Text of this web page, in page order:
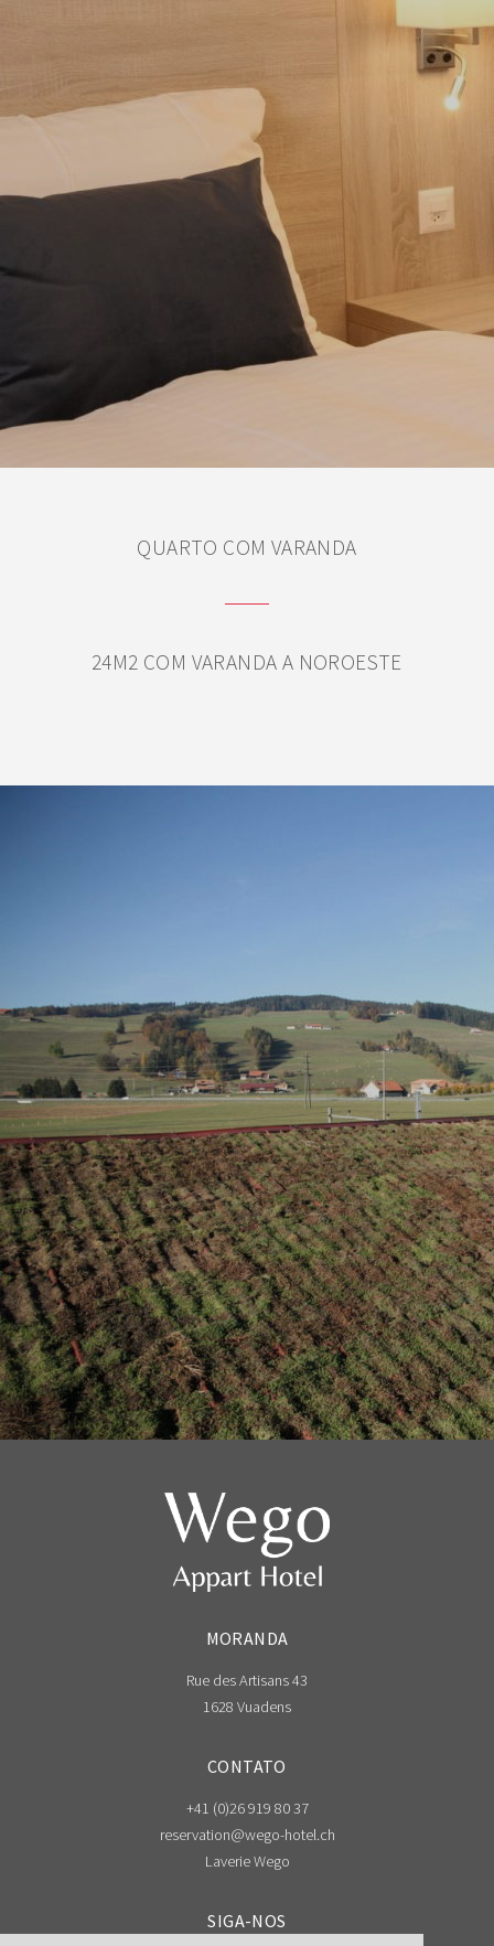
QUARTO COM VARANDA
24M2 COM VARANDA A NOROESTE
MORANDA
Rue des Artisans 43
1628 Vuadens
CONTATO
+41 (0)26 919 80 37
reservation@wego-hotel.ch
Laverie Wego
SIGA-NOS